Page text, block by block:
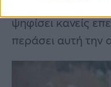
ψηφίσει κανείς
περάσει αυτή την